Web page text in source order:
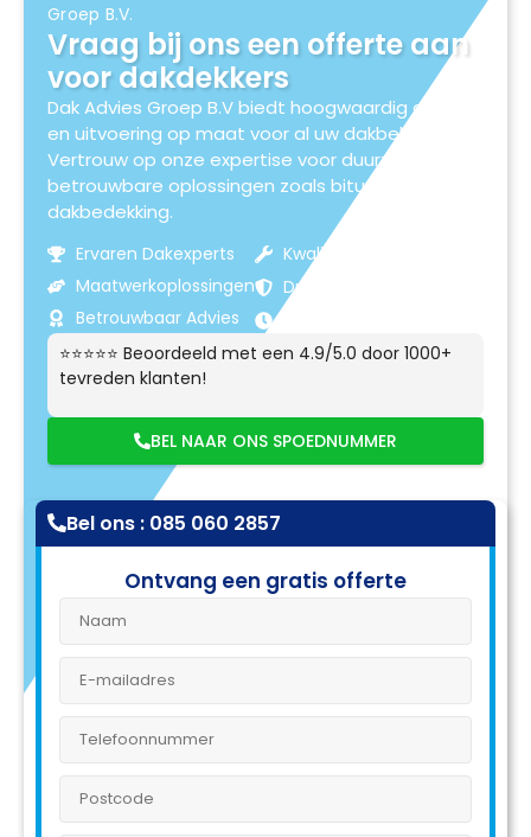
Groep B.V.
Vraag bij ons een offerte aan
voor dakdekkers
Dak Advies Groep B.V biedt hoogwaardig advies
en uitvoering op maat voor al uw dakbehoeften.
Vertrouw op onze expertise voor duurzame en
betrouwbare oplossingen zoals bitumen
dakbedekking.
Ervaren Dakexperts
Maatwerkoplossingen
Betrouwbaar Advies
Kwaliteitsmaterialen
Duurzame Resultaten
⭐⭐⭐⭐⭐ Beoordeeld met een 4.9/5.0 door 1000+
tevreden klanten!
BEL NAAR ONS SPOEDNUMMER
Bel ons : 085 060 2857
Ontvang een gratis offerte